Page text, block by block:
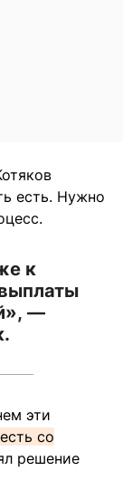
есть. Нужно
к
—
эти
со
решение